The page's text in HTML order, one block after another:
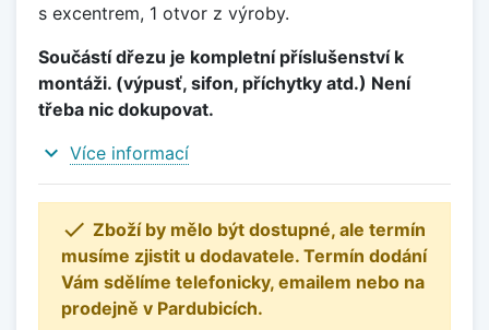
s excentrem, 1 otvor z výroby.
Součástí dřezu je kompletní příslušenství k
montáži. (výpusť, sifon, příchytky atd.) Není
třeba nic dokupovat.
expand_more Více informací
 Zboží by mělo být dostupné, ale termín
musíme zjistit u dodavatele. Termín dodání
Vám sdělíme telefonicky, emailem nebo na
prodejně v Pardubicích.